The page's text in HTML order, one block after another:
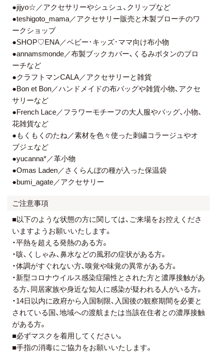
●jijyo☆／アクセサリーやシュシュ、クリップなど
●teshigoto_mama／アクセサリー販売と木製ブローチのワ
ークショップ
●SHOP♡ENA／ベビー･キッズ･ママ向け布小物
●annamsmonde／布製ブックカバー、くるみボタンのブロ
ーチなど
●クラフトマンCALA／アクセサリーと雑貨
●Bon et Bon／ハンドメイドの布バッグや雑貨小物、アクセ
サリーなど
●French Lace／フラワーモチーフの大人服やバッグ、小物、
花雑貨など
●もくもくのたね／素材を色々使った刺繍コラージュやオ
ブジェなど
●yucanna*／革小物
●Omas Laden／さくらんぼの種が入った保温袋
●bumi_agate／アクセサリー
ご注意事項
■以下のような状態の方に関しては、ご来場をお控えくださ
いますようお願いいたします。
・平熱を超える発熱のある方。
・咳、くしゃみ、鼻水などの風邪の症状がある方。
・体調がすぐれない方、嗅覚や味覚の異常がある方。
・新型コロナウイルス感染症陽性とされた方と濃厚接触があ
る方、同居家族や身近な知人に感染が疑われる人がいる方。
・14日以内に政府から入国制限、入国後の観察期間を必要と
されている国、地域への渡航または当該在住者との濃厚接触
がある方。
■必ずマスクを着用してください。
■手指の消毒にご協力をお願いいたします。